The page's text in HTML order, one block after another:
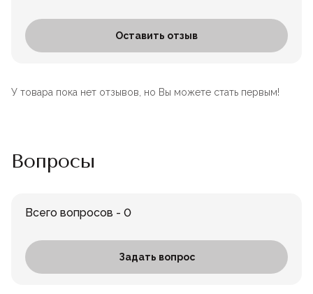
Оставить отзыв
У товара пока нет отзывов, но Вы можете стать первым!
Вопросы
Всего вопросов - 0
Задать вопрос